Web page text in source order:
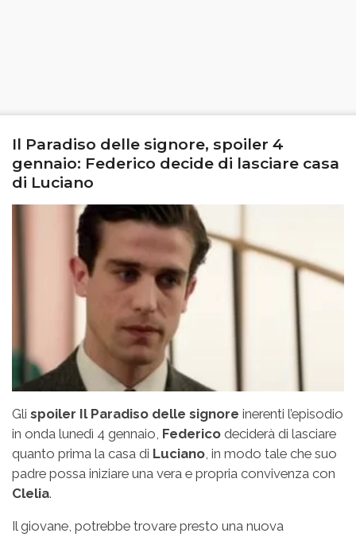
Il Paradiso delle signore, spoiler 4
gennaio: Federico decide di lasciare casa
di Luciano
Gli spoiler Il Paradiso delle signore inerenti l’episodio
in onda lunedì 4 gennaio, Federico deciderà di lasciare
quanto prima la casa di Luciano, in modo tale che suo
padre possa iniziare una vera e propria convivenza con
Clelia.
Il giovane, potrebbe trovare presto una nuova